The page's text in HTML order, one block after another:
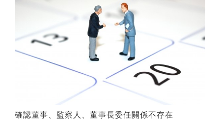
確認董事、監察人、董事長委任關係不存在